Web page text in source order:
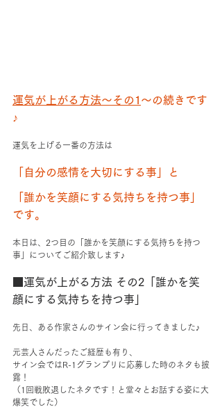
運気が上がる方法～その1 ～の続きです
♪
運気を上げる一番の方法は
「自分の感情を大切にする事」と
「誰かを笑顔にする気持ちを持つ事」
です。
本日は、2つ目の「誰かを笑顔にする気持ちを持つ
事」についてご紹介致します♪
■運気が上がる方法 その2「誰かを笑
顔にする気持ちを持つ事」
先日、ある作家さんのサイン会に行ってきました♪
元芸人さんだったご経歴も有り、
サイン会ではR-1グランプリに応募した時のネタも披
露！
（1回戦敗退したネタです！と堂々とお話する姿に大
爆笑でした）